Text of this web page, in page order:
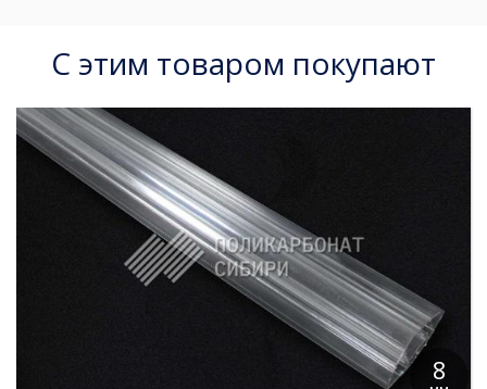
С этим товаром покупают
8